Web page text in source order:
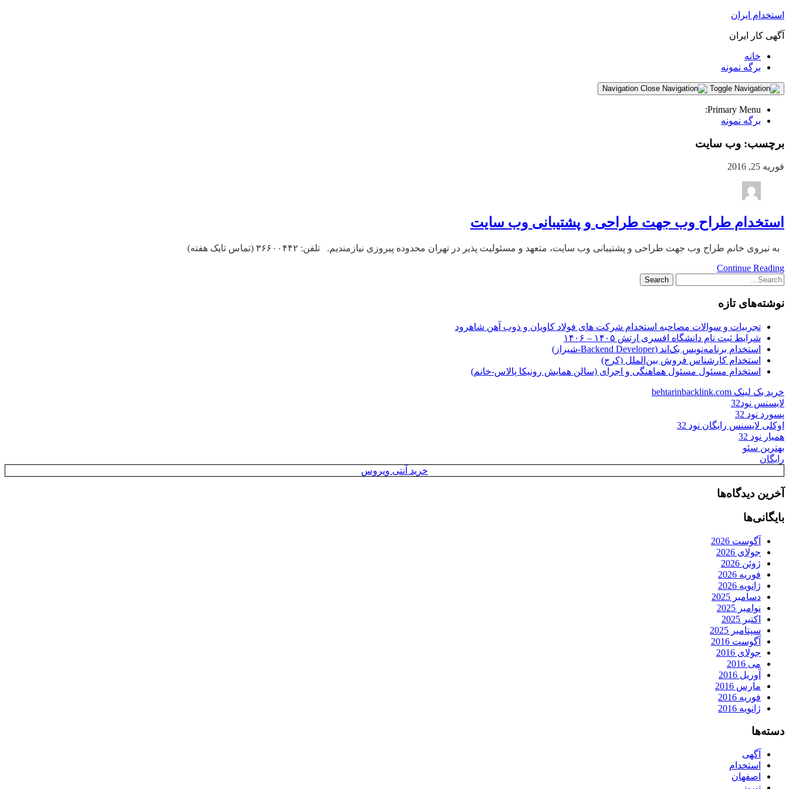
استخدام ایران
آگهی کار ایران
خانه
برگه نمونه
Primary Menu:
برگه نمونه
برچسب: وب سایت
فوریه 25, 2016
استخدام طراح وب جهت طراحی و پشتیبانی وب سایت
به نیروی خانم طراح وب جهت طراحی و پشتیبانی وب سایت، متعهد و مسئولیت پذیر در تهران محدوده پیروزی نیازمندیم. تلفن: ۳۶۶۰۰۴۴۲ (تماس تایک هفته)
Continue Reading
نوشته‌های تازه
تجربیات و سوالات مصاحبه استخدام شرکت های فولاد کاویان و ذوب آهن شاهرود
شرایط ثبت نام دانشگاه افسری ارتش ۱۴۰۵ – ۱۴۰۶
استخدام برنامه‌نویس بک‌اند (Backend Developer-شیراز)
استخدام کارشناس فروش بین‌الملل (کرج)
استخدام مسئول مسئول هماهنگی و اجرای (سالن همایش رونیکا پالاس-خانم)
خرید بک لینک behtarinbacklink.com
لایسنس نود32
پسورد نود 32
اوکلی لایسنس رایگان نود 32
همیار نود 32
بهترین سئو
رایگان
خرید آنتی ویروس
آخرین دیدگاه‌ها
بایگانی‌ها
آگوست 2026
جولای 2026
ژوئن 2026
فوریه 2026
ژانویه 2026
دسامبر 2025
نوامبر 2025
اکتبر 2025
سپتامبر 2025
آگوست 2016
جولای 2016
می 2016
آوریل 2016
مارس 2016
فوریه 2016
ژانویه 2016
دسته‌ها
آگهی
استخدام
اصفهان